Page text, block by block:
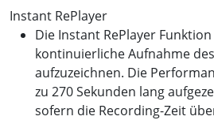
Instant RePlayer
Die Instant RePlayer
kontinuierliche Aufnahme
aufzuzeichnen. Die
zu 270 Sekunden lang
sofern die Recording-Zeit